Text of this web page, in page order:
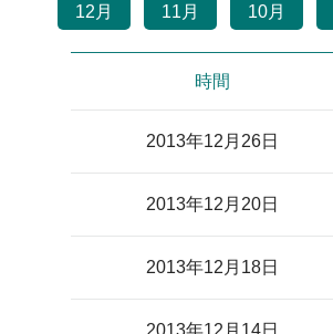
12月 11月 10月
時間
2013年12月26日
2013年12月20日
2013年12月18日
2013年12月14日